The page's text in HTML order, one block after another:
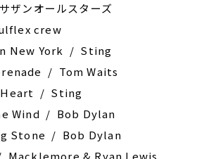
ザンオールスターズ
crew
New York / Sting
/ Tom Waits
Heart / Sting
Wind / Bob Dylan
Stone / Bob Dylan
Macklemore & Ryan Lewis